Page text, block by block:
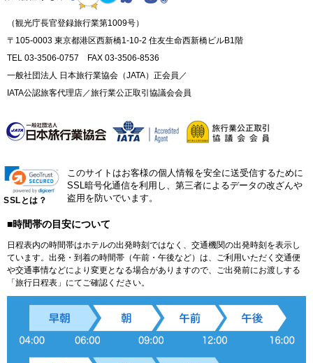
（観光庁長官登録旅行業第1009号）
〒105-0003 東京都港区西新橋1-10-2 住友生命西新橋ビルB1階
TEL 03-3506-0757 FAX 03-3506-8536
一般社団法人 日本旅行業協会（JATA）正会員／
IATA公認旅客代理店／旅行業公正取引協議会会員
SSLとは？
このサイトはお客様の個人情報を安全に送受信するために
SSL暗号化通信を利用し、第三者によるデータの改ざんや
盗用を防いでいます。
■時間帯の目安について
日程表内の時間帯はホテルの出発時刻ではなく、交通機関の出発時刻を表示し
ています。出発・到着の時間帯（午前・午後など）は、ご利用いただく交通便
や交通事情などにより変更となる場合がありますので、ご出発前にお渡しする
「旅行日程表」にてご確認ください。